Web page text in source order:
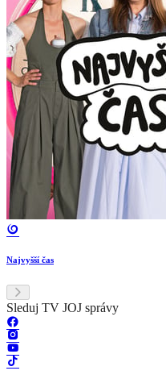
Najvyšší čas
Sleduj TV JOJ správy